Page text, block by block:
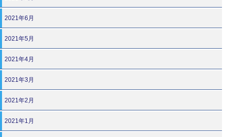
2021年6月
2021年5月
2021年4月
2021年3月
2021年2月
2021年1月